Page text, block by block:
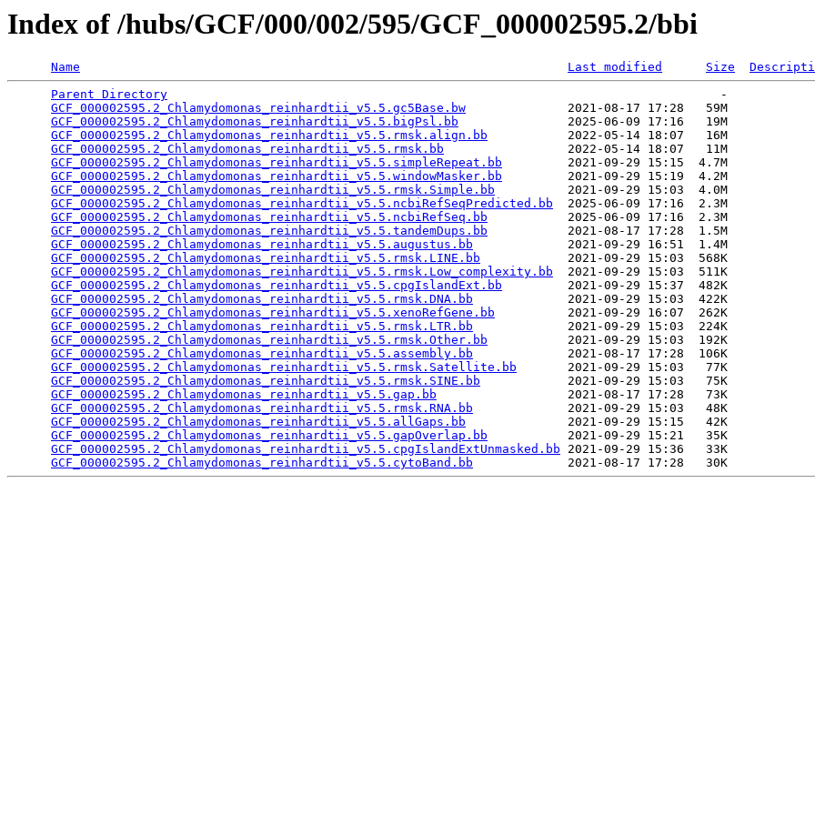
Index of /hubs/GCF/000/002/595/GCF_000002595.2/bbi
Name Last modified Size
Parent Directory
                                                                            -
GCF_000002595.2_Chlamydomonas_reinhardtii_v5.5.gc5Base.bw
              2021-08-17 17:28   59M
GCF_000002595.2_Chlamydomonas_reinhardtii_v5.5.bigPsl.bb
               2025-06-09 17:16   19M
GCF_000002595.2_Chlamydomonas_reinhardtii_v5.5.rmsk.align.bb
           2022-05-14 18:07   16M
GCF_000002595.2_Chlamydomonas_reinhardtii_v5.5.rmsk.bb
                 2022-05-14 18:07   11M
GCF_000002595.2_Chlamydomonas_reinhardtii_v5.5.simpleRepeat.bb
         2021-09-29 15:15  4.7M
GCF_000002595.2_Chlamydomonas_reinhardtii_v5.5.windowMasker.bb
         2021-09-29 15:19  4.2M
GCF_000002595.2_Chlamydomonas_reinhardtii_v5.5.rmsk.Simple.bb
          2021-09-29 15:03  4.0M
GCF_000002595.2_Chlamydomonas_reinhardtii_v5.5.ncbiRefSeqPredicted.bb
  2025-06-09 17:16  2.3M
GCF_000002595.2_Chlamydomonas_reinhardtii_v5.5.ncbiRefSeq.bb
           2025-06-09 17:16  2.3M
GCF_000002595.2_Chlamydomonas_reinhardtii_v5.5.tandemDups.bb
           2021-08-17 17:28  1.5M
GCF_000002595.2_Chlamydomonas_reinhardtii_v5.5.augustus.bb
             2021-09-29 16:51  1.4M
GCF_000002595.2_Chlamydomonas_reinhardtii_v5.5.rmsk.LINE.bb
            2021-09-29 15:03  568K
GCF_000002595.2_Chlamydomonas_reinhardtii_v5.5.rmsk.Low_complexity.bb
  2021-09-29 15:03  511K
GCF_000002595.2_Chlamydomonas_reinhardtii_v5.5.cpgIslandExt.bb
         2021-09-29 15:37  482K
GCF_000002595.2_Chlamydomonas_reinhardtii_v5.5.rmsk.DNA.bb
             2021-09-29 15:03  422K
GCF_000002595.2_Chlamydomonas_reinhardtii_v5.5.xenoRefGene.bb
          2021-09-29 16:07  262K
GCF_000002595.2_Chlamydomonas_reinhardtii_v5.5.rmsk.LTR.bb
             2021-09-29 15:03  224K
GCF_000002595.2_Chlamydomonas_reinhardtii_v5.5.rmsk.Other.bb
           2021-09-29 15:03  192K
GCF_000002595.2_Chlamydomonas_reinhardtii_v5.5.assembly.bb
             2021-08-17 17:28  106K
GCF_000002595.2_Chlamydomonas_reinhardtii_v5.5.rmsk.Satellite.bb
       2021-09-29 15:03   77K
GCF_000002595.2_Chlamydomonas_reinhardtii_v5.5.rmsk.SINE.bb
            2021-09-29 15:03   75K
GCF_000002595.2_Chlamydomonas_reinhardtii_v5.5.gap.bb
                  2021-08-17 17:28   73K
GCF_000002595.2_Chlamydomonas_reinhardtii_v5.5.rmsk.RNA.bb
             2021-09-29 15:03   48K
GCF_000002595.2_Chlamydomonas_reinhardtii_v5.5.allGaps.bb
              2021-09-29 15:15   42K
GCF_000002595.2_Chlamydomonas_reinhardtii_v5.5.gapOverlap.bb
           2021-09-29 15:21   35K
GCF_000002595.2_Chlamydomonas_reinhardtii_v5.5.cpgIslandExtUnmasked.bb 2021-09-29 15:36   33K
GCF_000002595.2_Chlamydomonas_reinhardtii_v5.5.cytoBand.bb